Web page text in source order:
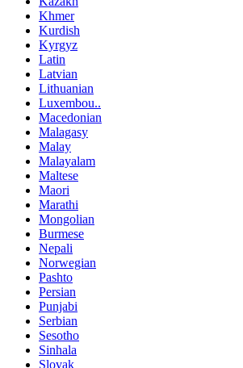
Khmer
Kurdish
Kyrgyz
Latin
Latvian
Lithuanian
Luxembou..
Macedonian
Malagasy
Malay
Malayalam
Maltese
Maori
Marathi
Mongolian
Burmese
Nepali
Norwegian
Pashto
Persian
Punjabi
Serbian
Sesotho
Sinhala
Slovak